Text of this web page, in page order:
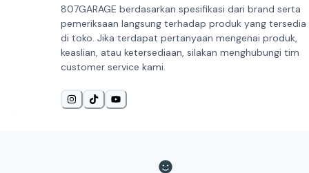
807GARAGE berdasarkan spesifikasi dari brand serta
pemeriksaan langsung terhadap produk yang tersedia
di toko. Jika terdapat pertanyaan mengenai produk,
keaslian, atau ketersediaan, silakan menghubungi tim
customer service kami.